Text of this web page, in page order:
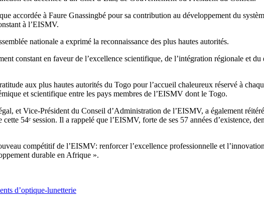
accordée à Faure Gnassingbé pour sa contribution au développement du
à l’EISMV.
nationale a exprimé la reconnaissance des plus hautes autorités.
constant en faveur de l’excellence scientifique, de l’intégration régionale et
aux plus hautes autorités du Togo pour l’accueil chaleureux réservé à
et scientifique entre les pays membres de l’EISMV dont le Togo.
et Vice-Président du Conseil d’Administration de l’EISMV, a également
54ᵉ session. Il a rappelé que l’EISMV, forte de ses 57 années d’existence,
compétitif de l’EISMV: renforcer l’excellence professionnelle et
durable en Afrique ».
d’optique-lunetterie